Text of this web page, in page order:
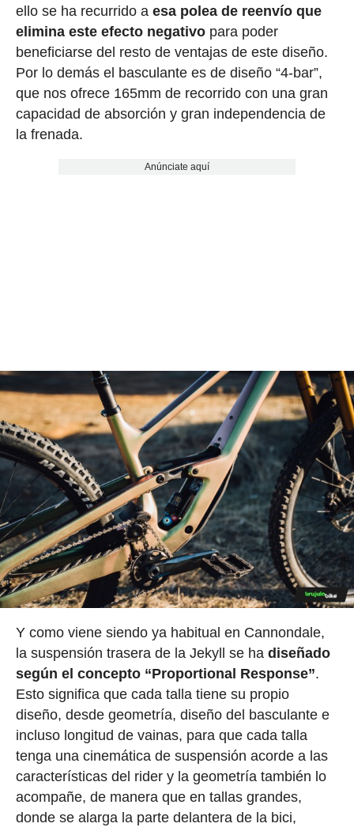
ello se ha recurrido a esa polea de reenvío que
elimina este efecto negativopara poder
beneficiarse del resto de ventajas de este diseño.
Por lo demás el basculante es de diseño “4-bar”,
que nos ofrece 165mm de recorrido con una gran
capacidad de absorción y gran independencia de
la frenada.
Anúnciate aquí
Y como viene siendo ya habitual en Cannondale,
la suspensión trasera de la Jekyll se hadiseñado
según el concepto “Proportional Response”.
Esto significa que cada talla tiene su propio
diseño, desde geometría, diseño del basculante e
incluso longitud de vainas, para que cada talla
tenga una cinemática de suspensión acorde a las
características del rider y la geometría también lo
acompañe, de manera que en tallas grandes,
donde se alarga la parte delantera de la bici,